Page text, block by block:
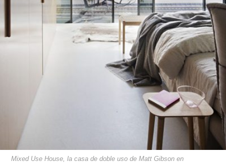
Mixed Use House, la casa de doble uso de Matt Gibson en